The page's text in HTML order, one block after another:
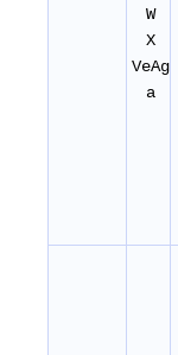
W
X
VeAg
a